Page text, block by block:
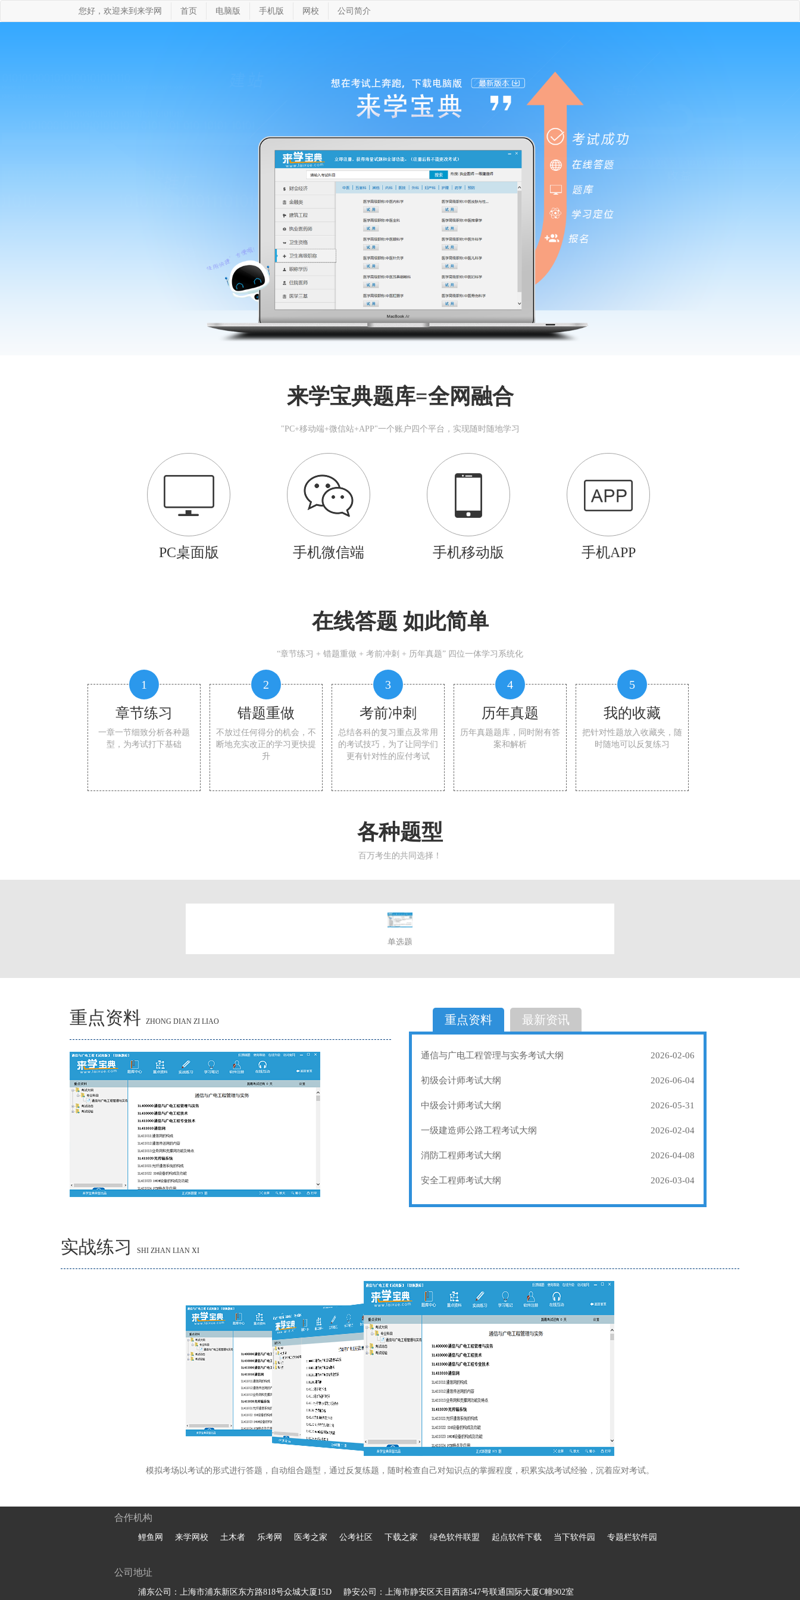
您好，欢迎来到来学网 首页 电脑版 手机版 网校 公司简介
来学宝典题库=全网融合
"PC+移动端+微信站+APP"一个账户四个平台，实现随时随地学习
PC桌面版 手机微信端 手机移动版 手机APP
在线答题 如此简单
“章节练习 + 错题重做 + 考前冲刺 + 历年真题” 四位一体学习系统化
1
章节练习
一章一节细致分析各种题
型，为考试打下基础
2
错题重做
不放过任何得分的机会，不
断地充实改正的学习更快提
升
3
考前冲刺
总结各科的复习重点及常用
的考试技巧，为了让同学们
更有针对性的应付考试
4
历年真题
历年真题题库，同时附有答
案和解析
5
我的收藏
把针对性题放入收藏夹，随
时随地可以反复练习
各种题型
百万考生的共同选择！
单选题
选择题
重点资料 ZHONG DIAN ZI LIAO 重点资料 最新资讯
通信与广电工程管理与实务考试大纲 2026-02-06
初级会计师考试大纲 2026-06-04
中级会计师考试大纲 2026-05-31
一级建造师公路工程考试大纲 2026-02-04
消防工程师考试大纲 2026-04-08
安全工程师考试大纲 2026-03-04
实战练习 SHI ZHAN LIAN XI
模拟考场以考试的形式进行答题，自动组合题型，通过反复练题，随时检查自己对知识点的掌握程度，积累实战考试经验，沉着应对考试。
合作机构
鲤鱼网 来学网校 土木者 乐考网 医考之家 公考社区 下载之家 绿色软件联盟 起点软件下载 当下软件园 专题栏软件园
公司地址
浦东公司：上海市浦东新区东方路818号众城大厦15D 静安公司：上海市静安区天目西路547号联通国际大厦C幢902室